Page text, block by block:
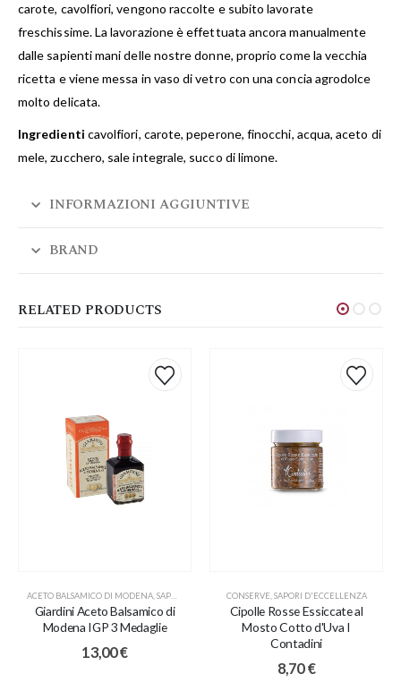
carote, cavolfiori, vengono raccolte e subito lavorate
freschissime. La lavorazione è effettuata ancora manualmente
dalle sapienti mani delle nostre donne, proprio come la vecchia
ricetta e viene messa in vaso di vetro con una concia agrodolce
molto delicata.
Ingredienti cavolfiori, carote, peperone, finocchi, acqua, aceto di
mele, zucchero, sale integrale, succo di limone.
INFORMAZIONI AGGIUNTIVE
BRAND
RELATED PRODUCTS
ACETO BALSAMICO DI MODENA SAPORI D'ECCELLENZA
Giardini Aceto Balsamico di
Modena IGP 3 Medaglie
13,00€
CONSERVE SAPORI D'ECCELLENZA
Cipolle Rosse Essiccate al
Mosto Cotto d'Uva I
Contadini
8,70€